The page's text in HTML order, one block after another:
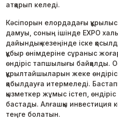
атқарып келеді.
Кәсіпорын елордадағы
дамуы, соның ішінде EXPO
дайындық кезеңінде іске
құбыр өнімдеріне сұраныс
өндіріс тапшылығы байқалды.
құрылтайшыларын жеке
қабылдауға итермеледі.
қызметкер жұмыс істеп,
бастады. Алғашқы инвестиция
теңге болатын.